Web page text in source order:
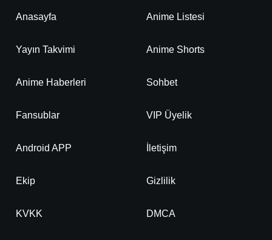
Anasayfa Anime Listesi
Yayın Takvimi Anime Shorts
Anime Haberleri Sohbet
Fansublar VIP Üyelik
Android APP İletişim
Ekip Gizlilik
KVKK DMCA